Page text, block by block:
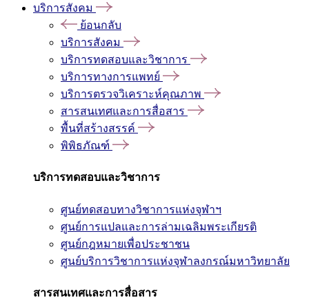
บริการสังคม
ย้อนกลับ
บริการสังคม
บริการทดสอบและวิชาการ
บริการทางการแพทย์
บริการตรวจวิเคราะห์คุณภาพ
สารสนเทศและการสื่อสาร
พื้นที่สร้างสรรค์
พิพิธภัณฑ์
บริการทดสอบและวิชาการ
ศูนย์ทดสอบทางวิชาการแห่งจุฬาฯ
ศูนย์การแปลและการล่ามเฉลิมพระเกียรติ
ศูนย์กฎหมายเพื่อประชาชน
ศูนย์บริการวิชาการแห่งจุฬาลงกรณ์มหาวิทยาลัย
สารสนเทศและการสื่อสาร